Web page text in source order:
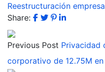
Reestructuración
Share:
Previous Post Privacidad
corporativo de 12.75M